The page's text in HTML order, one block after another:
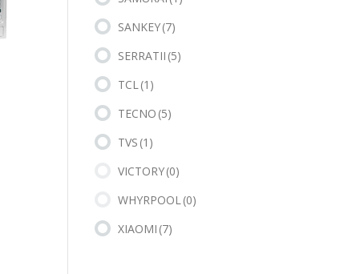
SANKEY(7)
SERRATII (5)
TCL (1)
TECNO (5)
TVS (1)
VICTORY(0)
WHYRPOOL (0)
XIAOMI (7)